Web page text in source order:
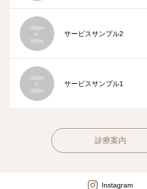
サービスサンプル2
サービスサンプル1
診療案内
Instagram